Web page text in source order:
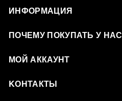
ИНФОРМАЦИЯ
ПОЧЕМУ ПОКУПАТЬ У НАС
МОЙ АККАУНТ
KОНТАКТЫ